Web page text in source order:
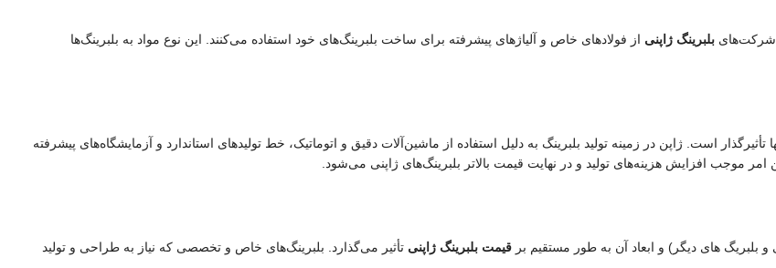
شرکت‌های بلبرینگ ژاپنی از فولادهای خاص و آلیاژهای پیشرفته برای ساخت بلبرینگ‌های خود استفاده می‌کنند. این نوع مواد به بلبرینگ‌ها
است. ژاپن در زمینه تولید بلبرینگ به دلیل استفاده از ماشین‌آلات دقیق و اتوماتیک، خط تولیدهای استاندارد و آزمایشگاه‌های پیشرفته
افزایش هزینه‌های تولید و در نهایت قیمت بالاتر بلبرینگ‌های ژاپنی می‌شود.
بلبریگ های دیگر) و ابعاد آن به طور مستقیم بر قیمت بلبرینگ ژاپنی تأثیر می‌گذارد. بلبرینگ‌های خاص و تخصصی که نیاز به طراحی و تولید